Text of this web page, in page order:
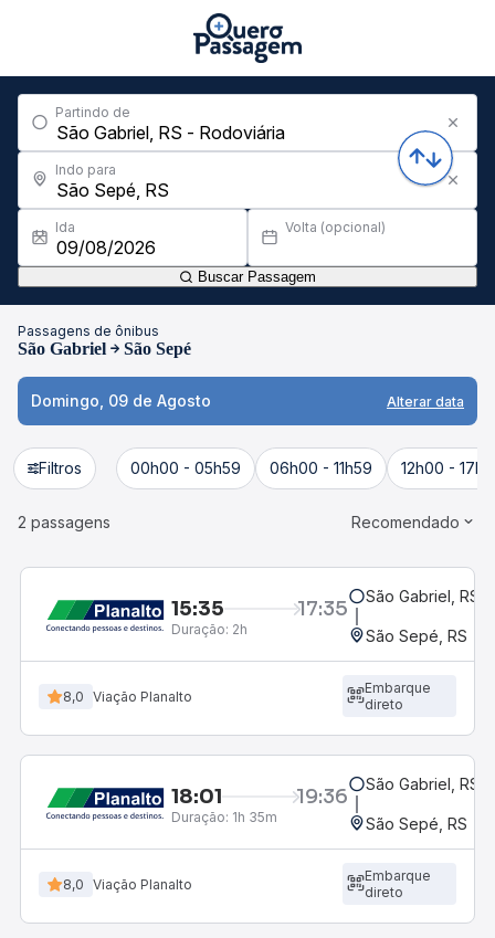
Partindo de
Indo para
Ida Volta (opcional)
Buscar Passagem
Passagens de ônibus
São Gabriel São Sepé
Domingo, 09 de Agosto Alterar data
Filtros 00h00 - 05h59 06h00 - 11h59 12h00 -
2 passagens Recomendado
15:35 17:35
Duração: 2h
São Gabriel, RS
São Sepé, RS
8,0 Viação Planalto
Embarque
direto
18:01 19:36
Duração: 1h 35m
São Gabriel, RS
São Sepé, RS
8,0 Viação Planalto
Embarque
direto